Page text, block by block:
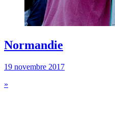
Normandie
19 novembre 2017
»